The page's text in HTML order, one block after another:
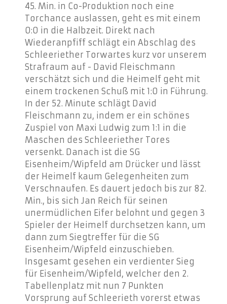
45. Min. in Co-Produktion noch eine
Torchance auslassen, geht es mit einem
0:0 in die Halbzeit. Direkt nach
Wiederanpfiff schlägt ein Abschlag des
Schleeriether Torwartes kurz vor unserem
Strafraum auf - David Fleischmann
verschätzt sich und die Heimelf geht mit
einem trockenen Schuß mit 1:0 in Führung.
In der 52. Minute schlägt David
Fleischmann zu, indem er ein schönes
Zuspiel von Maxi Ludwig zum 1:1 in die
Maschen des Schleeriether Tores
versenkt. Danach ist die SG
Eisenheim/Wipfeld am Drücker und lässt
der Heimelf kaum Gelegenheiten zum
Verschnaufen. Es dauert jedoch bis zur 82.
Min., bis sich Jan Reich für seinen
unermüdlichen Eifer belohnt und gegen 3
Spieler der Heimelf durchsetzen kann, um
dann zum Siegtreffer für die SG
Eisenheim/Wipfeld einzuschieben.
Insgesamt gesehen ein verdienter Sieg
für Eisenheim/Wipfeld, welcher den 2.
Tabellenplatz mit nun 7 Punkten
Vorsprung auf Schleerieth vorerst etwas